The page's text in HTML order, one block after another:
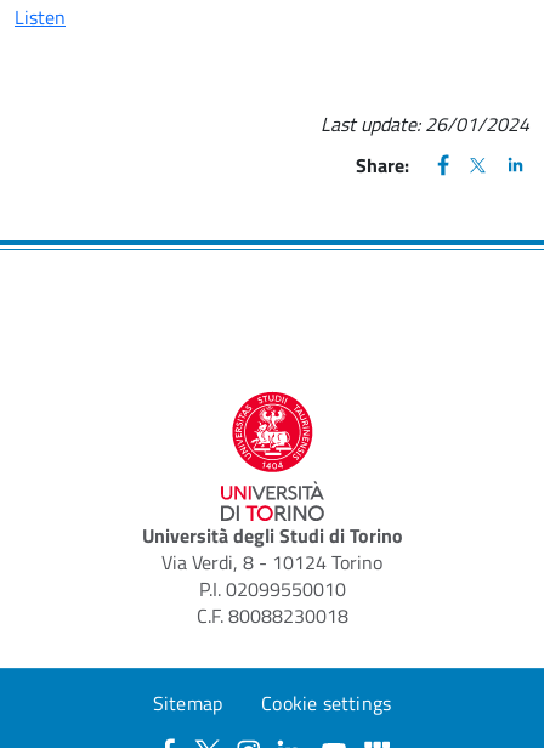
Listen
Last update:26/01/2024
Share:
FACEBOOK
(apre una
X
(apre
Università degli Studi di Torino
Via Verdi, 8 - 10124 Torino
P.I. 02099550010
C.F. 80088230018
Sitemap Cookie settings